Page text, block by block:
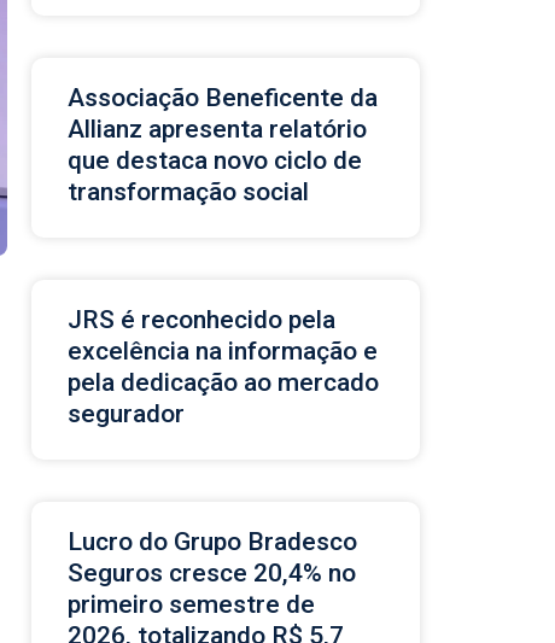
Associação Beneficente da
Allianz apresenta relatório
que destaca novo ciclo de
transformação social
JRS é reconhecido pela
excelência na informação e
pela dedicação ao mercado
segurador
Lucro do Grupo Bradesco
Seguros cresce 20,4% no
primeiro semestre de
2026, totalizando R$ 5,7